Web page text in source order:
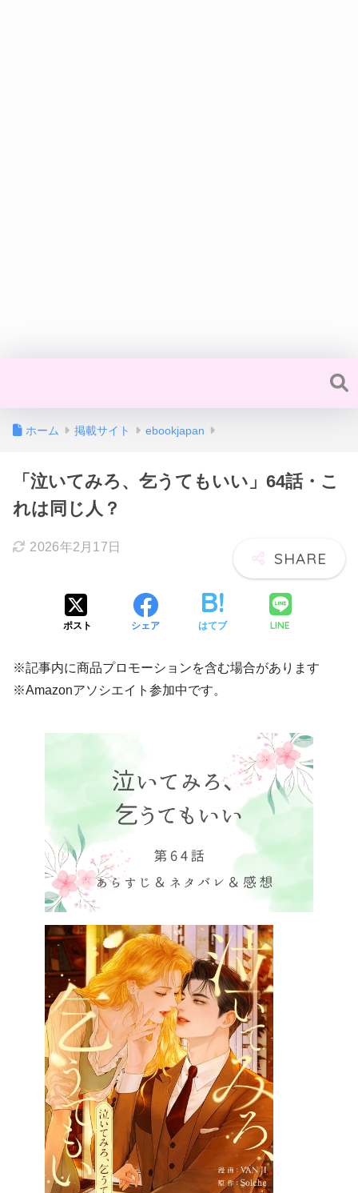
ホーム 掲載サイト ebookjapan
「泣いてみろ、乞うてもいい」64話・こ
れは同じ人？
2026年2月17日
ポスト シェア はてブ LINE
※記事内に商品プロモーションを含む場合があります
※Amazonアソシエイト参加中です。